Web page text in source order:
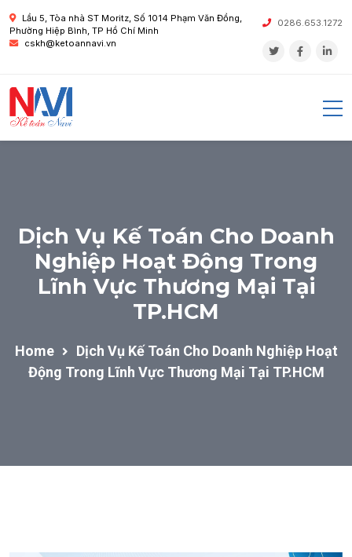
Lầu 5, Tòa nhà ST Moritz, Số 1014 Phạm Văn Đồng,
Phường Hiệp Bình, TP Hồ Chí Minh
cskh@ketoannavi.vn
0286.653.1272
Dịch Vụ Kế Toán Cho Doanh
Nghiệp Hoạt Động Trong
Lĩnh Vực Thương Mại Tại
TP.HCM
Home
Dịch Vụ Kế Toán Cho Doanh Nghiệp Hoạt
Động Trong Lĩnh Vực Thương Mại Tại TP.HCM